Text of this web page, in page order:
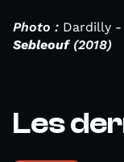
Photo : Dardilly -
Sebleouf(2018)
Les